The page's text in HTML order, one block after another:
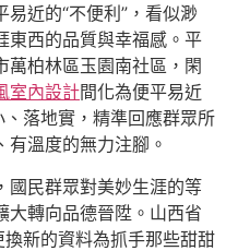
近的“不便利”，看似渺
東西的品質與幸福感。平
萬柏林區玉園南社區，閑
室內設計間化為便平易近
落地實，精準回應群眾所
有溫度的無力注腳。
國民群眾對美妙生涯的等
大轉向品德晉陞。山西省
新的資料為抓手那些甜甜